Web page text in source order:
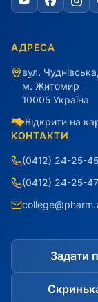
АДРЕСА
вул.
м. Житомир
10005 Україна
Відкрити на
КОНТАКТИ
(0412) 24-25-45
(0412) 24-25-47
Задати